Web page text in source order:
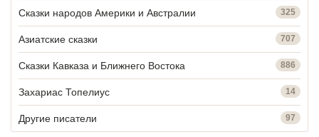
Сказки народов Америки и Австралии 325
Азиатские сказки 707
Сказки Кавказа и Ближнего Востока 886
Захариас Топелиус 14
Другие писатели 97